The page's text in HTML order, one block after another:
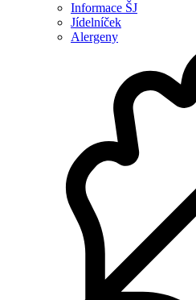
Informace ŠJ
Jídelníček
Alergeny